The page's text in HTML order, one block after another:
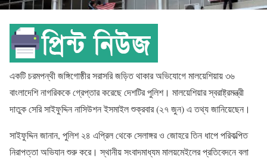
একটি চরমপন্থী জঙ্গিগোষ্ঠীর সরাসরি জড়িত থাকার অভিযোগে মালয়েশিয়ায় ৩৬
বাংলাদেশি নাগরিককে গ্রেপ্তার করেছে দেশটির পুলিশ। মালয়েশিয়ার স্বরাষ্ট্রমন্ত্রী
দাতুক সেরি সাইফুদ্দিন নাসিউশন ইসমাইল শুক্রবার (২৭ জুন) এ তথ্য জানিয়েছেন।
সাইফুদ্দিন জানান, পুলিশ ২৪ এপ্রিল থেকে সেলাঙ্গর ও জোহরে তিন ধাপে পরিকল্পিত
নিরাপত্তা অভিযান শুরু করে। স্থানীয় সংবাদমাধ্যম মালয়মেইলের প্রতিবেদনে বলা